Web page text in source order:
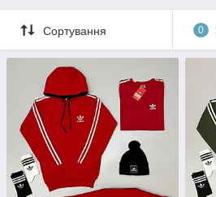
Сортування 0